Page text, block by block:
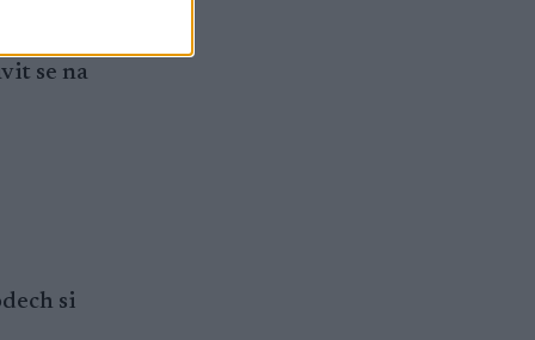
se na
si